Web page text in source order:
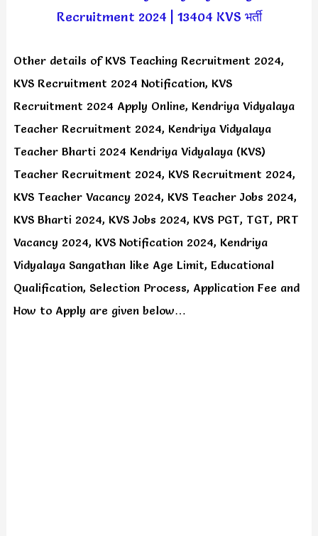
Recruitment 2024 | 13404 KVS भर्ती
Other details of KVS Teaching Recruitment 2024,
KVS Recruitment 2024 Notification, KVS
Recruitment 2024 Apply Online, Kendriya Vidyalaya
Teacher Recruitment 2024, Kendriya Vidyalaya
Teacher Bharti 2024 Kendriya Vidyalaya (KVS)
Teacher Recruitment 2024, KVS Recruitment 2024,
KVS Teacher Vacancy 2024, KVS Teacher Jobs 2024,
KVS Bharti 2024, KVS Jobs 2024, KVS PGT, TGT, PRT
Vacancy 2024, KVS Notification 2024, Kendriya
Vidyalaya Sangathan like Age Limit, Educational
Qualification, Selection Process, Application Fee and
How to Apply are given below…